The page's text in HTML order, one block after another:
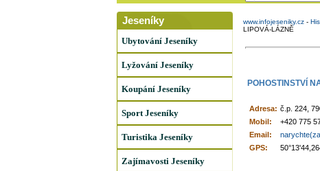
Jeseníky
Ubytování Jeseníky
Lyžování Jeseníky
Koupání Jeseníky
Sport Jeseníky
Turistika Jeseníky
Zajímavosti Jeseníky
www.infojeseniky.cz-
LIPOVÁ-LÁZNĚ
POHOSTINSTVÍ
Adresa: č.p. 224,
Mobil:
+420 775
Email:
GPS: